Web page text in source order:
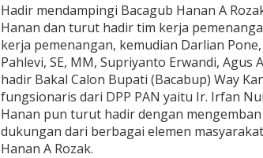
a
d
a
p
a
n
R
i
b
u
Hadir mendampingi Bacagub Hanan A
Hanan dan turut hadir tim kerja
kerja pemenangan, kemudian Darlian Pone,
Pahlevi, SE, MM, Supriyanto Erwandi, Agus
hadir Bakal Calon Bupati (Bacabup) Way
fungsionaris dari DPP PAN yaitu Ir. Irfan
Hanan pun turut hadir dengan
dukungan dari berbagai elemen
Hanan A Rozak.